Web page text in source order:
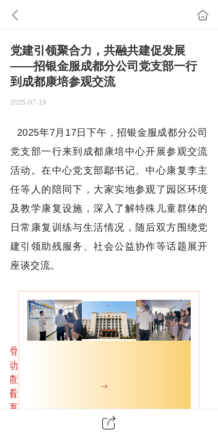
党建引领聚合力，共融共建促发展
——招银金服成都分公司党支部一行
到成都康培参观交流
2025-07-19
2025年7月17日下午，招银金服成都分公司
党支部一行来到成都康培中心开展参观交流
活动。在中心党支部鄢书记、中心康复李主
任等人的陪同下，大家实地参观了园区环境
及教学康复设施，深入了解特殊儿童群体的
日常康复训练与生活情况，随后双方围绕党
建引领助残服务、社会公益协作等话题展开
座谈交流。
滑
动
查
看
更